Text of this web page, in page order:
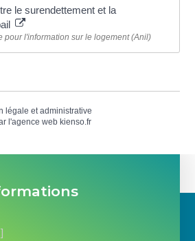
le surendettement et la
pour l'information sur le logement (Anil)
légale et administrative
l'agence web kienso.fr